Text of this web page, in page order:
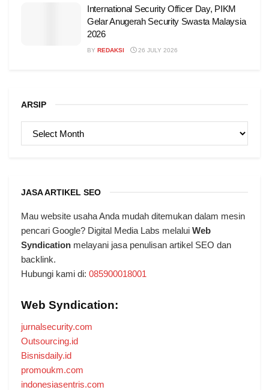
International Security Officer Day, PIKM
Gelar Anugerah Security Swasta Malaysia
2026
BY REDAKSI 26 JULY 2026
ARSIP
JASA ARTIKEL SEO
Mau website usaha Anda mudah ditemukan dalam mesin
pencari Google? Digital Media Labs melalui Web
Syndication melayani jasa penulisan artikel SEO dan
backlink.
Hubungi kami di: 085900018001
Web Syndication:
jurnalsecurity.com
Outsourcing.id
Bisnisdaily.id
promoukm.com
indonesiasentris.com